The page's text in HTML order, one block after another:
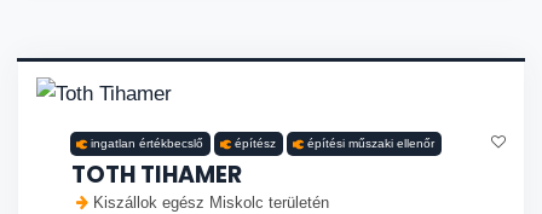
ingatlan értékbecslő építész építési műszaki ellenőr
TOTH TIHAMER
Kiszállok egész Miskolc területén